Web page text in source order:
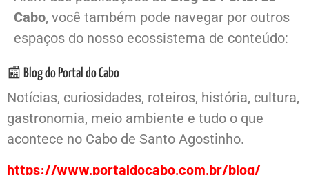
Cabo, você também pode navegar por outros
espaços do nosso ecossistema de conteúdo:
📰 Blog do Portal do Cabo
Notícias, curiosidades, roteiros, história, cultura,
gastronomia, meio ambiente e tudo o que
acontece no Cabo de Santo Agostinho.
https://www.portaldocabo.com.br/blog/